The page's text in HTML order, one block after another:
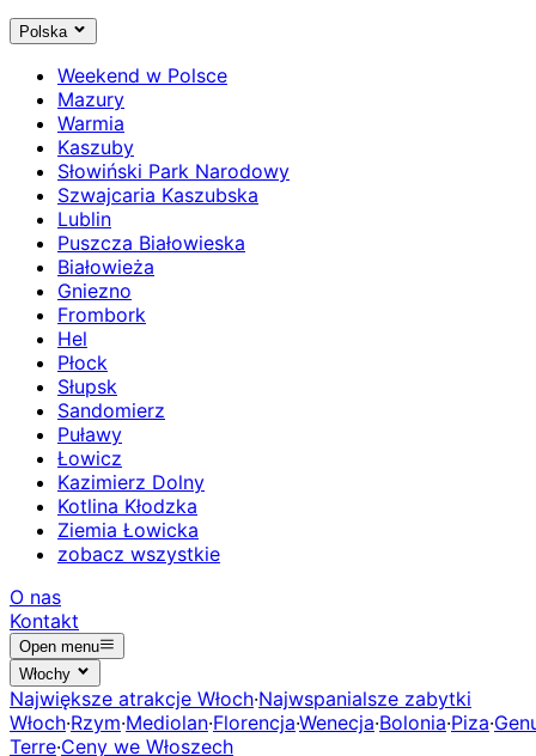
Polska
Weekend w Polsce
Mazury
Warmia
Kaszuby
Słowiński Park Narodowy
Szwajcaria Kaszubska
Lublin
Puszcza Białowieska
Białowieża
Gniezno
Frombork
Hel
Płock
Słupsk
Sandomierz
Puławy
Łowicz
Kazimierz Dolny
Kotlina Kłodzka
Ziemia Łowicka
zobacz wszystkie
O nas
Kontakt
Open menu
Włochy
Największe atrakcje Włoch·Najwspanialsze zabytki
Włoch·Rzym·Mediolan·Florencja·Wenecja·Bolonia·Piza·
Terre·Ceny we Włoszech